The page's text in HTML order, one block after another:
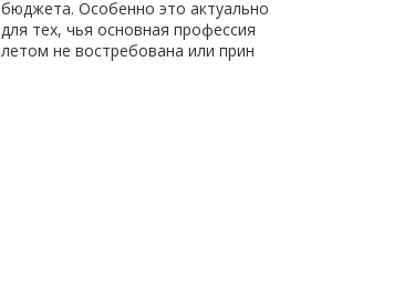
бюджета. Особенно это актуально
для тех, чья основная профессия
летом не востребована или прин